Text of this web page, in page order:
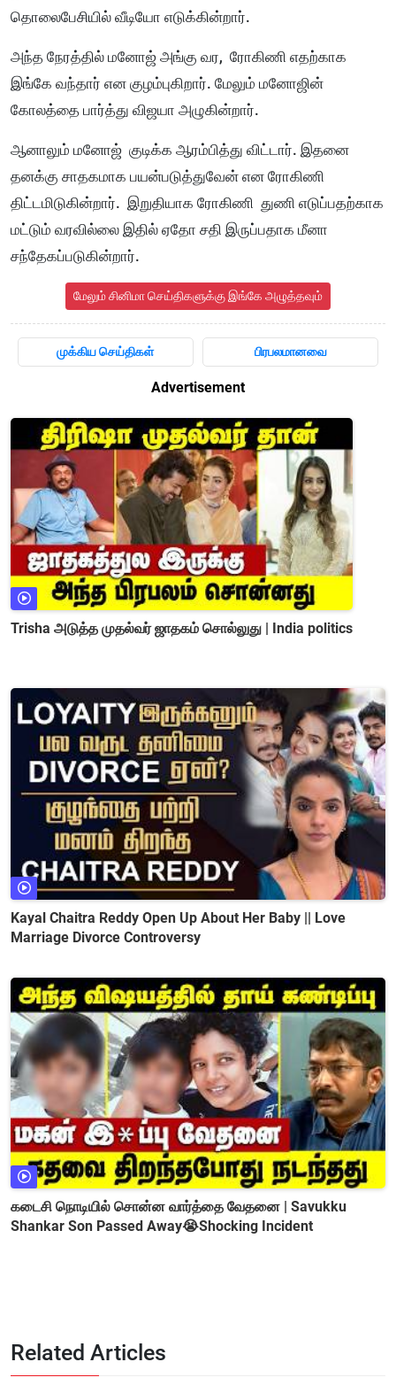
தொலைபேசியில் வீடியோ எடுக்கின்றார்.
அந்த நேரத்தில் மனோஜ் அங்கு வர, ரோகிணி எதற்காக
இங்கே வந்தார் என குழம்புகிறார். மேலும் மனோஜின்
கோலத்தை பார்த்து விஜயா அழுகின்றார்.
ஆனாலும் மனோஜ் குடிக்க ஆரம்பித்து விட்டார். இதனை
தனக்கு சாதகமாக பயன்படுத்துவேன் என ரோகிணி
திட்டமிடுகின்றார். இறுதியாக ரோகிணி துணி எடுப்பதற்காக
மட்டும் வரவில்லை இதில் ஏதோ சதி இருப்பதாக மீனா
சந்தேகப்படுகின்றார்.
மேலும் சினிமா செய்திகளுக்கு இங்கே அழுத்தவும்
முக்கிய செய்திகள் பிரபலமானவை
Advertisement
Trisha அடுத்த முதல்வர் ஜாதகம் சொல்லுது | India politics
Kayal Chaitra Reddy Open Up About Her Baby || Love
Marriage Divorce Controversy
கடைசி நொடியில் சொன்ன வார்த்தை வேதனை | Savukku
Shankar Son Passed Away😭Shocking Incident
Related Articles